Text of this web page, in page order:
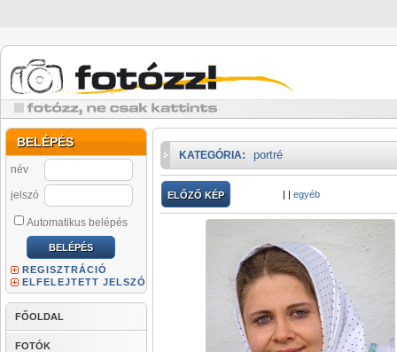
BELÉPÉS
név
jelszó
Automatikus belépés
REGISZTRÁCIÓ
ELFELEJTETT JELSZÓ
FŐOLDAL
FOTÓK
KATEGÓRIA: portré
ELŐZŐ KÉP | | egyéb